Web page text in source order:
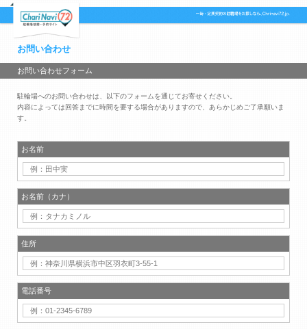
お問い合わせ
お問い合わせフォーム
駐輪場へのお問い合わせは、以下のフォームを通じてお寄せください。
内容によっては回答までに時間を要する場合がありますので、あらかじめご了承願いま
す。
お名前
お名前（カナ）
住所
電話番号